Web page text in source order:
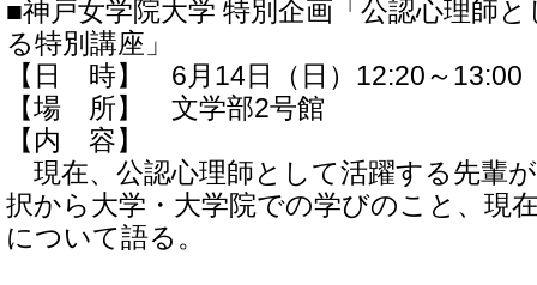
■神戸女学院大学 特別企画「公認心理師
る特別講座」
【日 時】 6月14日（日）12:20～13:00
【場 所】 文学部2号館
【内 容】
現在、公認心理師として活躍する先輩
択から大学・大学院での学びのこと、現
について語る。